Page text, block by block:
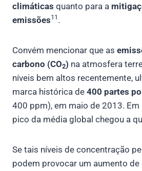
climáticas quanto para a
emissões11 .
Convém mencionar que as
carbono (CO2) na atmosfera
níveis bem altos recentemente,
marca histórica de 400 partes
400 ppm), em maio de 2013.
pico da média global chegou a
Se tais níveis de concentração
podem provocar um aumento de